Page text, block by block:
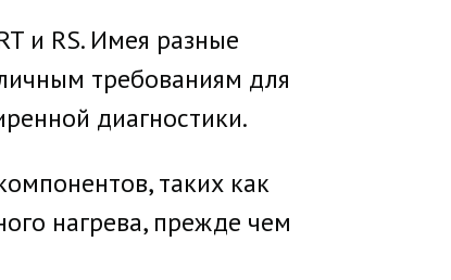
и RS. Имея разные
требованиям для
диагностики.
таких как
нагрева, прежде чем